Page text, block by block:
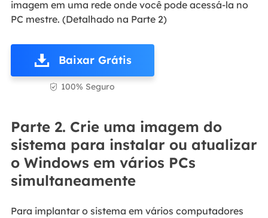
imagem em uma rede onde você pode acessá-la no
PC mestre. (Detalhado na Parte 2)
Baixar Grátis
 100% Seguro
Parte 2. Crie uma imagem do
sistema para instalar ou atualizar
o Windows em vários PCs
simultaneamente
Para implantar o sistema em vários computadores